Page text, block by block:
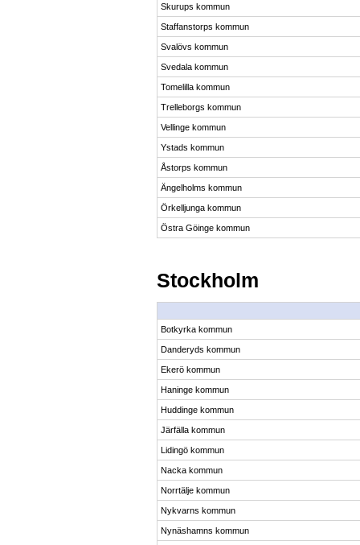
Skurups kommun
Staffanstorps kommun
Svalövs kommun
Svedala kommun
Tomelilla kommun
Trelleborgs kommun
Vellinge kommun
Ystads kommun
Åstorps kommun
Ängelholms kommun
Örkelljunga kommun
Östra Göinge kommun
Stockholm
Botkyrka kommun
Danderyds kommun
Ekerö kommun
Haninge kommun
Huddinge kommun
Järfälla kommun
Lidingö kommun
Nacka kommun
Norrtälje kommun
Nykvarns kommun
Nynäshamns kommun